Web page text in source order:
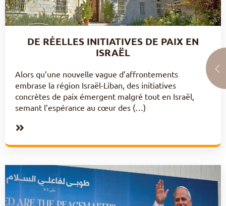
DE RÉELLES INITIATIVES DE PAIX EN
ISRAËL
Alors qu’une nouvelle vague d’affrontements
embrase la région Israël-Liban, des initiatives
concrètes de paix émergent malgré tout en Israël,
semant l’espérance au cœur des (…)